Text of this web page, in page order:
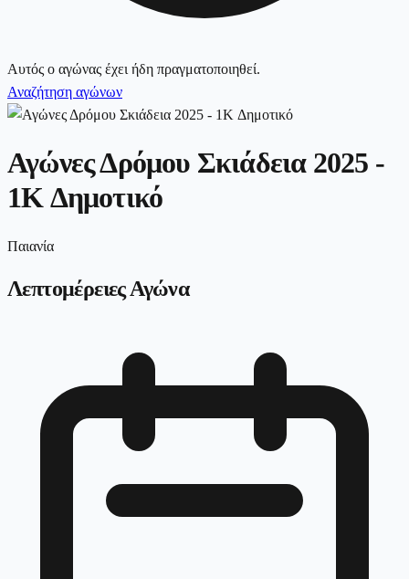
Αυτός ο αγώνας έχει ήδη πραγματοποιηθεί.
Αναζήτηση αγώνων
Αγώνες Δρόμου Σκιάδεια 2025 -
1K Δημοτικό
Παιανία
Λεπτομέρειες Αγώνα